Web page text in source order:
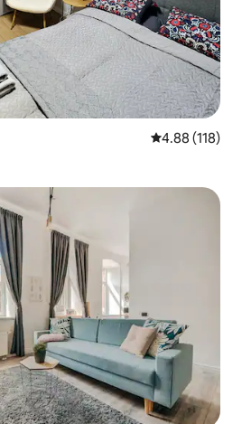
औसत रेटिंग 5 में से
4.88 (118)